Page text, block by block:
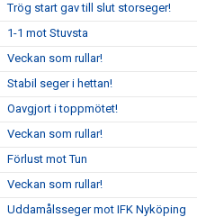
Trög start gav till slut storseger!
1-1 mot Stuvsta
Veckan som rullar!
Stabil seger i hettan!
Oavgjort i toppmötet!
Veckan som rullar!
Förlust mot Tun
Veckan som rullar!
Uddamålsseger mot IFK Nyköping